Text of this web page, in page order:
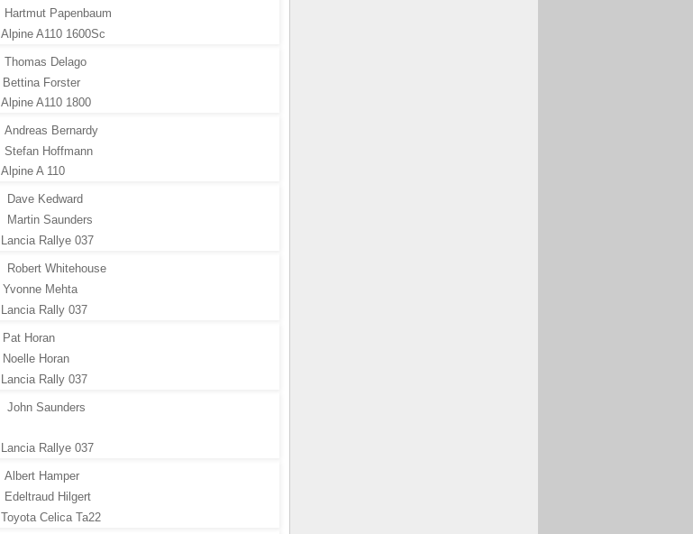
Hartmut Papenbaum
Alpine A110 1600Sc
Thomas Delago
Bettina Forster
Alpine A110 1800
Andreas Bernardy
Stefan Hoffmann
Alpine A 110
Dave Kedward
Martin Saunders
Lancia Rallye 037
Robert Whitehouse
Yvonne Mehta
Lancia Rally 037
Pat Horan
Noelle Horan
Lancia Rally 037
John Saunders
Lancia Rallye 037
Albert Hamper
Edeltraud Hilgert
Toyota Celica Ta22